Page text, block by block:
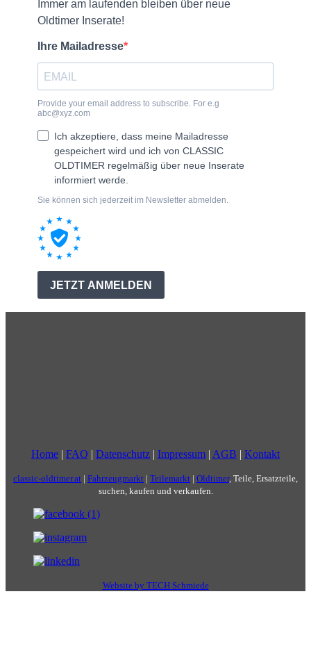
Home | FAQ | Datenschutz | Impressum | AGB | Kontakt
classic-oldtimer.at | Fahrzeugmarkt | Teilemarkt | Oldtimer, Teile, Ersatzteile,
suchen, kaufen und verkaufen.
Website by TECH Schmiede